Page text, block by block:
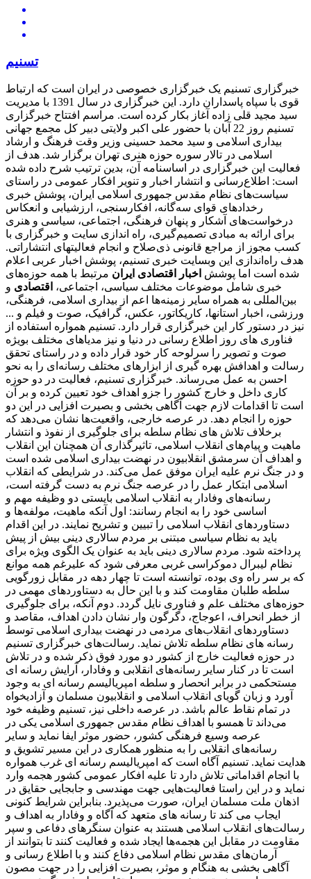
تسنیم
خبرگزاری تسنیم یک خبرگزاری خصوصی در ایران است که ارتباط
قوی با سپاه پاسداران دارد. این خبرگزاری در سال 1391 با مدیریت
سید مجید قلی زاده آغاز بکار کرده است. مراسم افتتاح خبرگزاری
تسنیم روز 22 آبان با حضور علی اکبر ولایتی دبیر کل مجمع جهانی
بیداری اسلامی و سید محمد حسینی وزیر وقت فرهنگ و ارشاد
اسلامی در تالار سوره حوزه هنری تهران برگزار شد. هدف از
فعالیت این خبرگزاری در اساسنامه آن، بدین ترتیب شرح داده شده
است: اطلاع‌رسانی و انتشار اخبار و تنویر افکار عمومی در راستای
سیاست‌های نظام مقدس جمهوری اسلامی ایران، پوشش خبری
رخدادهای قوای سه‌گانه، افکارسنجی، ارزشیابی و انعکاس
درخواست‌های آشکار و پنهان فرهنگی، اجتماعی، سیاسی و هنری
برای ارائه به مبادی تصمیم‌گیری، راه اندازی سایت و خبرگزاری با
کسب مجوز از مراجع قانونی ذی‌صلاح و انجام فعالیتهای انتشاراتی.
هدف راه‌اندازی این وبسایت خبری تسنیم، پوشش اخبار عربی اعلام
شده است اما پوشش اخبار اقتصادی ایران مرتبط با همه حوزه‌های
خبری شامل موضوعات مختلف سیاسی، اجتماعی، اقتصادی و
بین‌المللی به همراه سایر زمینه‌ها اعم از بیداری اسلامی، فرهنگی،
ورزشی، اخبار استانها، کاریکاتور، عکس، گرافیک، صوت و فیلم و ...
نیز در دستور کار این خبرگزاری قرار دارد. تسنیم همواره استفاده از
فناوری های روز اطلاع رسانی در دنیا و نیز مدیاهای مختلف بویژه
صوت و تصویر را سرلوحه کار خود قرار داده و در راستای تحقق
رسالت و اهدافش بهره گیری از ابزارهای مختلف رسانه‌ای را به نحو
احسن به عمل می‌رساند. خبرگزاری تسنیم، فعالیت در دو حوزه
کاری داخل و خارج کشور را جزو اهداف خود تعیین کرده و بر آن
است تا اقدامات لازم جهت آگاهی بخشی و بصیرت افزایی در این دو
حوزه را انجام دهد. در عرصه خارجی، واقعیت‌ها نشان می‌دهد که
برخلاف تلاش های نظام سلطه برای جلوگیری از نفوذ و انتشار
ماهیت و پیام‌های انقلاب اسلامی، تاثیرگذاری آن همچنان این انقلاب
و اهداف آن سرمشق انقلابیون در نهضت بیداری اسلامی شده است
و در جنگ نرم علیه ایران موفق عمل می‌کند. در شرایطی که انقلاب
اسلامی ابتکار عمل را در عرصه جنگ نرم به دست گرفته است،
رسانه‌های وفادار به انقلاب اسلامی بایستی دو وظیفه مهم و
اساسی خود را به انجام رسانند: اول آنکه ماهیت، مولفه‌ها و
دستاوردهای انقلاب اسلامی را تبیین و تشریح نمایند. در این اقدام
باید به نظام سیاسی مبتنی بر مردم سالاری دینی بیش از پیش
پرداخته شود. مردم سالاری دینی باید به عنوان یک الگوی ویژه برای
نظام لیبرال دموکراسی غربی معرفی شود که علیرغم همه موانع
که بر سر راه وی بوده، توانسته است تا چهار دهه در مقابل زورگویی
سلطه طلبان مقاومت کند و با این حال به دستاوردهای مهمی در
حوزه‌های مختلف علم و فناوری نایل گردد. دوم آنکه، برای جلوگیری
از خطر انحراف، اعوجاج، دگرگون وار نشان دادن اهداف، مقاصد و
دستاوردهای انقلاب‌های مردمی در نهضت بیداری اسلامی توسط
رسانه های نظام سلطه تلاش نماید. رسالت‌های خبرگزاری تسنیم
در حوزه فعالیت خارج از کشور دو مورد فوق ذکر شده و در تلاش
است تا در کنار سایر رسانه‌های انقلابی و وفادار، آرایش رسانه ای
مستحکمی در برابر انحصار و سلطه امپریالیسم رسانه ای به وجود
آورد و زبان گویای انقلاب اسلامی و انقلابیون مسلمان و آزادیخواه
در تمام نقاط عالم باشد. در عرصه داخلی نیز، تسنیم وظیفه خود
می‌داند تا همسو با اهداف نظام مقدس جمهوری اسلامی یکی در
عرصه وسیع فرهنگی کشور، حضور موثر ایفا نماید و سایر
رسانه‌های انقلابی را به منظور همکاری در این مسیر تشویق و
هدایت نماید. تسنیم آگاه است که امپریالیسم رسانه ای غرب همواره
با انجام اقداماتی تلاش دارد تا علیه افکار عمومی کشور هجمه وارد
نماید و در این راستا فعالیت‌هایی جهت مهندسی و جابجایی حقایق در
اذهان ملت مسلمان ایران، صورت می‌پذیرد. بنابراین شرایط کنونی
ایجاب می کند تا رسانه های متعهد که آگاه و وفادار به اهداف و
رسالت‌های انقلاب اسلامی هستند به عنوان سنگرهای دفاعی و سپر
مقاومت در مقابل این هجمه‌ها ایجاد شده و فعالیت کنند تا بتوانند از
آرمان‌های مقدس نظام اسلامی دفاع کنند و با اطلاع رسانی و
آگاهی بخشی به هنگام و موثر، بصیرت افزایی را در جهت مصون